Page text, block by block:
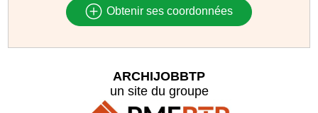
Obtenir ses coordonnées
ARCHIJOBBTP
un site du groupe